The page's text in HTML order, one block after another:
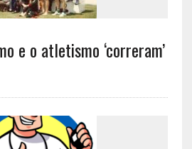
e o atletismo ‘correram’